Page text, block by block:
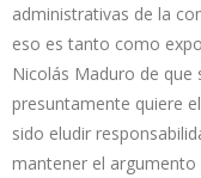
administrativas de la
eso es tanto como
Nicolás Maduro de
presuntamente quiere
sido eludir
mantener el